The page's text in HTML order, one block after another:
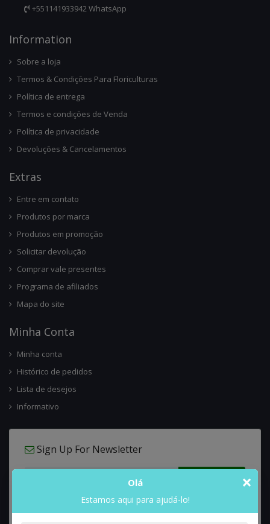
+551141933942 WhatsApp
InforMation
Sobre a loja
Termos & Condições Para Floriculturas
Política de entrega
Termos e condições de Venda
Política de privacidade
Devoluções & Cancelamentos
ExtRas
Entre em contato
Produtos por marca
Produtos em promoção
Solicitar devolução
Comprar vale presentes
Programa de afiliados
Mapa do site
Minha Conta
Minha conta
Histórico de pedidos
Lista de desejos
Informativo
Sign Up For Newsletter
×
Olá
Estamos aqui para ajudá-lo!